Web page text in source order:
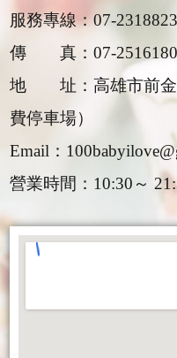
服務專線：07-2318823
傳 真：07-2516180
地 址：高雄市前金
費停車場）
Email：
營業時間： 10:30～